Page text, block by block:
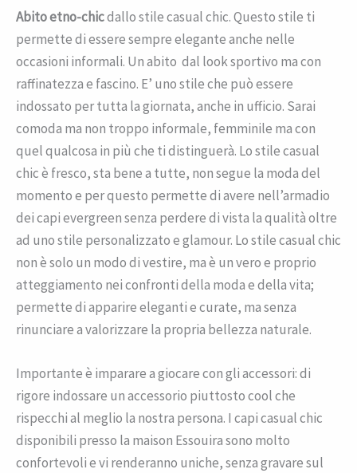
Abito etno-chicdallo stile casual chic. Questo stile ti
permette di essere sempre elegante anche nelle
occasioni informali. Un abito dal look sportivo ma con
raffinatezza e fascino. E’ uno stile che può essere
indossato per tutta la giornata, anche in ufficio. Sarai
comoda ma non troppo informale, femminile ma con
quel qualcosa in più che ti distinguerà. Lo stile casual
chic è fresco, sta bene a tutte, non segue la moda del
momento e per questo permette di avere nell’armadio
dei capi evergreen senza perdere di vista la qualità oltre
ad uno stile personalizzato e glamour. Lo stile casual chic
non è solo un modo di vestire, ma è un vero e proprio
atteggiamento nei confronti della moda e della vita;
permette di apparire eleganti e curate, ma senza
rinunciare a valorizzare la propria bellezza naturale.
Importante è imparare a giocare con gli accessori: di
rigore indossare un accessorio piuttosto cool che
rispecchi al meglio la nostra persona. I capi casual chic
disponibili presso la maison Essouira sono molto
confortevoli e vi renderanno uniche, senza gravare sul